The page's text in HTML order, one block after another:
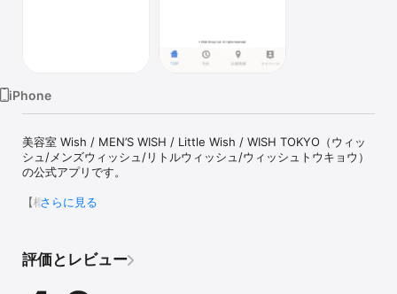
iPhone
美容室 Wish / MEN’S WISH / Little Wish / WISH TOKYO（ウィッ
シュ/メンズウィッシュ/リトルウィッシュ/ウィッシュトウキョウ）
の公式アプリです。
【概要】
■クーポン
さらに見る
評価とレビュー